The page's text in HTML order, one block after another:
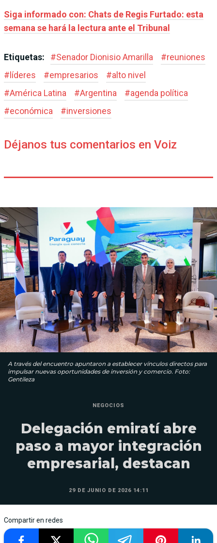
Siga informado con: Chats de Regis Furtado: esta
semana se hará la lectura ante el Tribunal
Etiquetas: #Senador Dionisio Amarilla #reuniones
# líderes #empresarios #alto nivel
#América Latina #Argentina #agenda política
#económica #inversiones
Déjanos tus comentarios en Voiz
A través del encuentro apuntaron a establecer vínculos directos para
impulsar nuevas oportunidades de inversión y comercio. Foto:
Gentileza
NEGOCIOS
Delegación emiratí abre
paso a mayor integración
empresarial, destacan
29 DE JUNIO DE 2026 14:11
Compartir en redes